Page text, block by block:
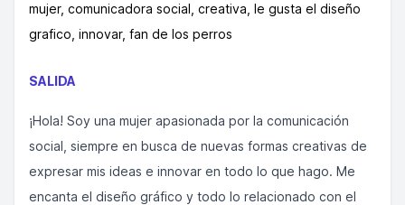
mujer, comunicadora social, creativa, le gusta el diseño
grafico, innovar, fan de los perros
SALIDA
¡Hola! Soy una mujer apasionada por la comunicación
social, siempre en busca de nuevas formas creativas de
expresar mis ideas e innovar en todo lo que hago. Me
encanta el diseño gráfico y todo lo relacionado con el